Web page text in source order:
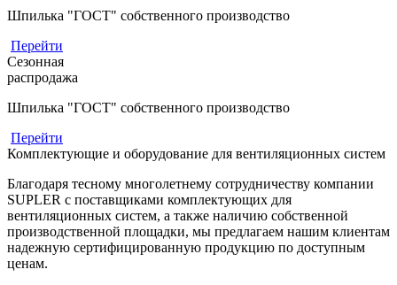
Шпилька "ГОСТ" собственного производство
Перейти
Сезонная
распродажа
Шпилька "ГОСТ" собственного производство
Перейти
Комплектующие и оборудование для вентиляционных систем
Благодаря тесному многолетнему сотрудничеству компании
SUPLER с поставщиками комплектующих для
вентиляционных систем, а также наличию собственной
производственной площадки, мы предлагаем нашим клиентам
надежную сертифицированную продукцию по доступным
ценам.